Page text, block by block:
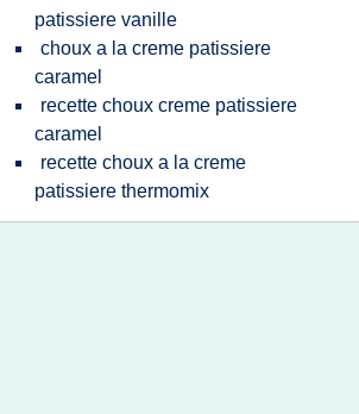
patissiere vanille
choux a la creme patissiere
caramel
recette choux creme patissiere
caramel
recette choux a la creme
patissiere thermomix